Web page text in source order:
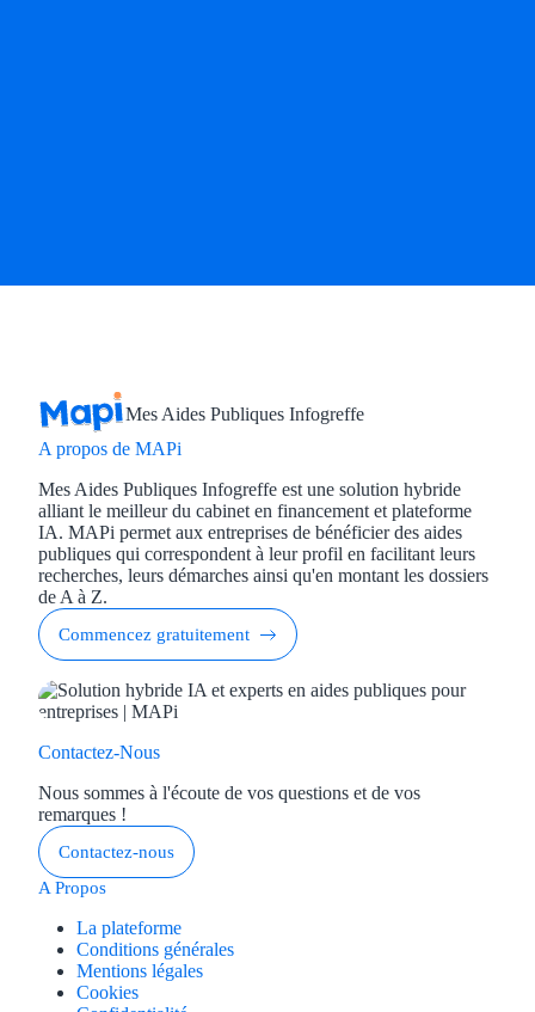
Mes Aides Publiques Infogreffe
A propos de MAPi
Mes Aides Publiques Infogreffe est une solution hybride
alliant le meilleur du cabinet en financement et plateforme
IA. MAPi permet aux entreprises de bénéficier des aides
publiques qui correspondent à leur profil en facilitant leurs
recherches, leurs démarches ainsi qu'en montant les dossiers
de A à Z.
Commencez gratuitement
Contactez-Nous
Nous sommes à l'écoute de vos questions et de vos
remarques !
Contactez-nous
A Propos
La plateforme
Conditions générales
Mentions légales
Cookies